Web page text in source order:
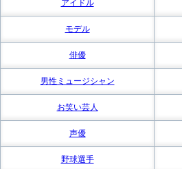
アイドル
モデル
俳優
男性ミュージシャン
お笑い芸人
声優
野球選手